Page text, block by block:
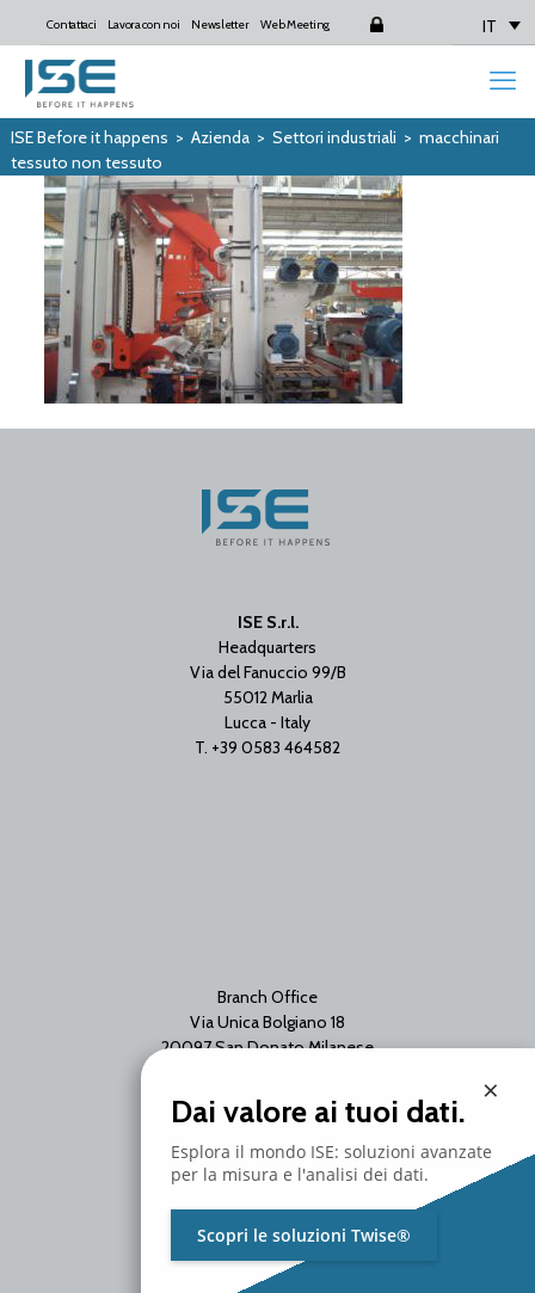
Contattaci Lavora con noi Newsletter Web Meeting IT
ISE Before it happens > Azienda> Settori industriali > macchinari
tessuto non tessuto
ISE S.r.l.
Headquarters
Via del Fanuccio 99/B
55012 Marlia
Lucca - Italy
T. +39 0583 464582
Branch Office
Via Unica Bolgiano 18
20097 San Donato Milanese
T. +39 02 2153663
×
Dai valore ai tuoi dati.
Esplora il mondo ISE: soluzioni avanzate
per la misura e l'analisi dei dati.
Scopri le soluzioni Twise®